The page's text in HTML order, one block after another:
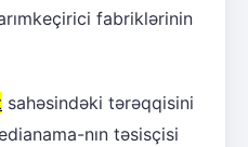
fabriklərinin
sahəsindəki tərəqqisini
nın təsisçisi